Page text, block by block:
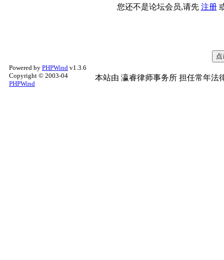
您还不是论坛会员,请先 注册
Powered by PHPWind v1.3.6
Copyright © 2003-04
PHPWind
本站由 瀛睿律师事务所 担任常年法